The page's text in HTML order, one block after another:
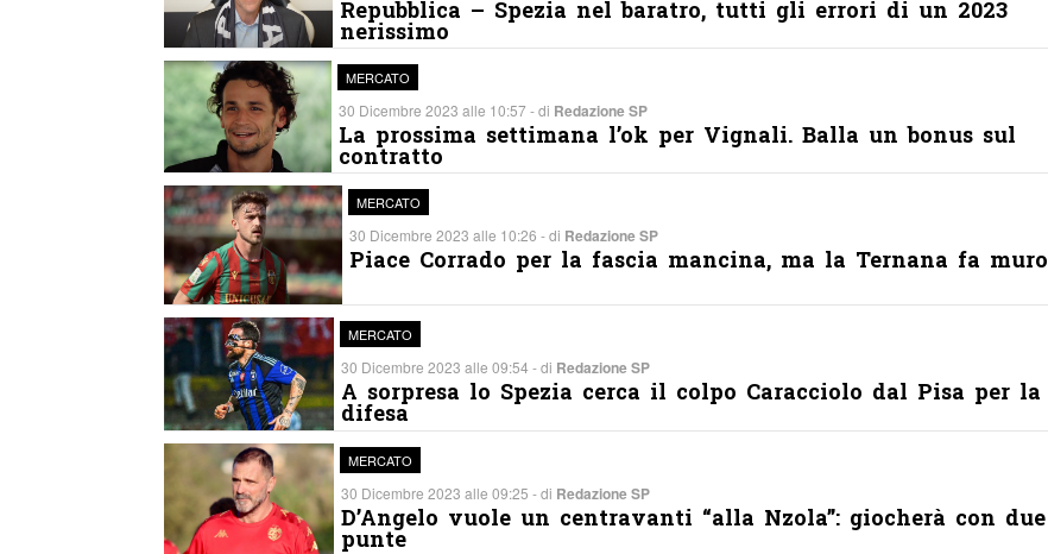
Repubblica – Spezia nel baratro, tutti gli errori di un 2023
nerissimo
MERCATO
30 Dicembre 2023 alle 10:57 - di Redazione SP
La prossima settimana l’ok per Vignali. Balla un bonus sul
contratto
MERCATO
30 Dicembre 2023 alle 10:26 - di Redazione SP
Piace Corrado per la fascia mancina, ma la Ternana fa muro
MERCATO
30 Dicembre 2023 alle 09:54 - di Redazione SP
A sorpresa lo Spezia cerca il colpo Caracciolo dal Pisa per la
difesa
MERCATO
30 Dicembre 2023 alle 09:25 - di Redazione SP
D’Angelo vuole un centravanti “alla Nzola”: giocherà con due
punte